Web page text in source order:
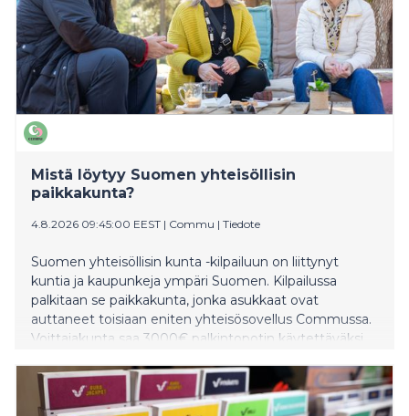
Mistä löytyy Suomen yhteisöllisin
paikkakunta?
4.8.2026 09:45:00 EEST | Commu | Tiedote
Suomen yhteisöllisin kunta -kilpailuun on liittynyt
kuntia ja kaupunkeja ympäri Suomen. Kilpailussa
palkitaan se paikkakunta, jonka asukkaat ovat
auttaneet toisiaan eniten yhteisösovellus Commussa.
Voittajakunta saa 3000€ palkintopotin käytettäväksi
yksinkertainen ajatus: yhteisöllisyys on yhteinen
vastuu, joka rakentuu arjen pienistä teoista.